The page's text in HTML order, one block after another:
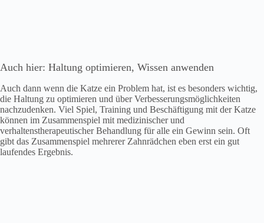
Auch hier: Haltung optimieren, Wissen anwenden
Auch dann wenn die Katze ein Problem hat, ist es besonders wichtig,
die Haltung zu optimieren und über Verbesserungsmöglichkeiten
nachzudenken. Viel Spiel, Training und Beschäftigung mit der Katze
können im Zusammenspiel mit medizinischer und
verhaltenstherapeutischer Behandlung für alle ein Gewinn sein. Oft
gibt das Zusammenspiel mehrerer Zahnrädchen eben erst ein gut
laufendes Ergebnis.